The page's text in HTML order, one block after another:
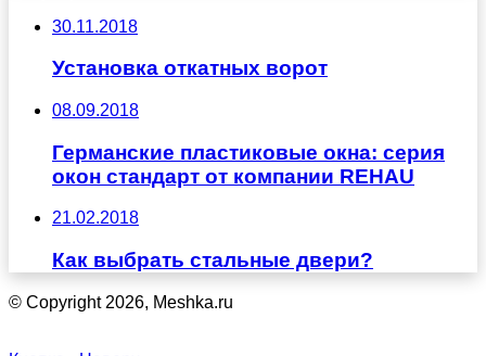
30.11.2018
Установка откатных ворот
08.09.2018
Германские пластиковые окна: серия
окон стандарт от компании REHAU
21.02.2018
Как выбрать стальные двери?
© Copyright 2026, Meshka.ru